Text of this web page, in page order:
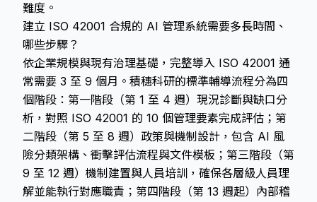
難度。
建立 ISO 42001 合規的 AI 管理系統需要多長時間、
哪些步驟？
依企業規模與現有治理基礎，完整導入 ISO 42001 通
常需要 3 至 9 個月。積穗科研的標準輔導流程分為四
個階段：第一階段（第 1 至 4 週）現況診斷與缺口分
析，對照 ISO 42001 的 10 個管理要素完成評估；第
二階段（第 5 至 8 週）政策與機制設計，包含 AI 風
險分類架構、衝擊評估流程與文件模板；第三階段（第
9 至 12 週）機制建置與人員培訓，確保各層級人員理
解並能執行對應職責；第四階段（第 13 週起）內部稽